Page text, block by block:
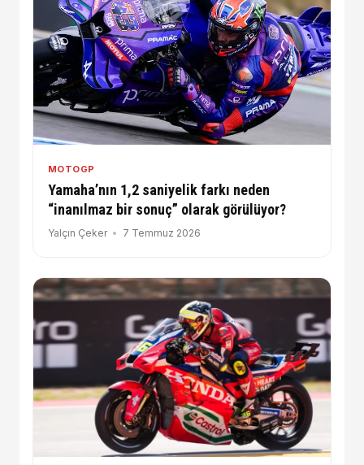
MOTOGP
Yamaha’nın 1,2 saniyelik farkı neden
“inanılmaz bir sonuç” olarak görülüyor?
Yalçın Çeker 7 Temmuz 2026